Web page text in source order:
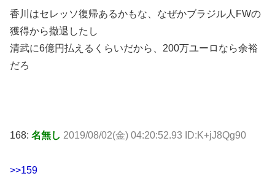
香川はセレッソ復帰あるかもな、なぜかブラジル人FWの
獲得から撤退したし
清武に6億円払えるくらいだから、200万ユーロなら余裕
だろ
168: 名無し 2019/08/02(金) 04:20:52.93 ID:K+jJ8Qg90
>>159